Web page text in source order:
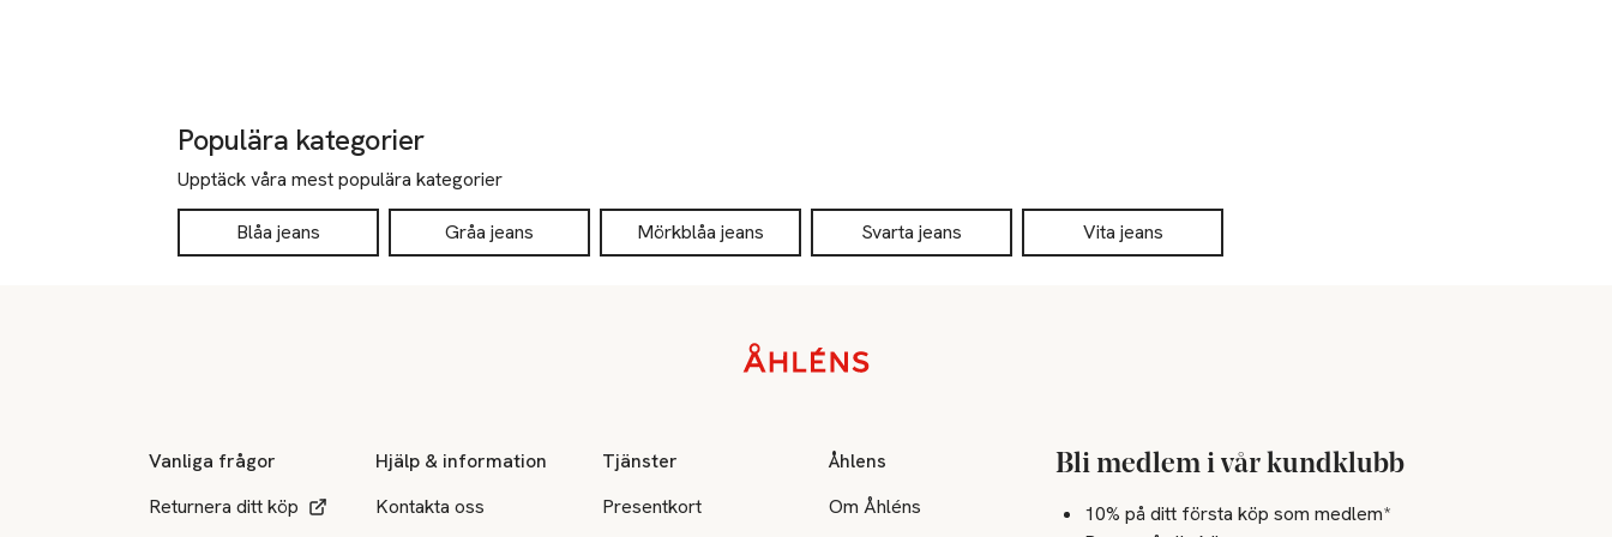
Populära kategorier
Upptäck våra mest populära kategorier
Blåa jeans Gråa jeans Mörkblåa jeans Svarta jeans Vita jeans
Vanliga frågor
Returnera ditt köp
Hjälp & information
Kontakta oss
Tjänster
Presentkort
Åhlens
Om Åhléns
Bli medlem i vår kundklubb
10% på ditt första köp som medlem*